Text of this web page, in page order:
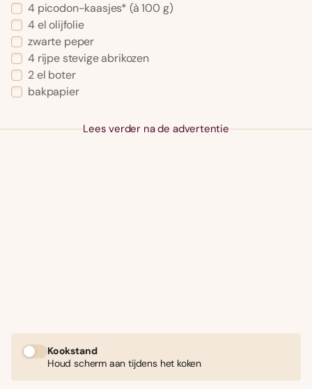
4 picodon-kaasjes* (à 100 g)
4 el olijfolie
zwarte peper
4 rijpe stevige abrikozen
2 el boter
bakpapier
Lees verder na de advertentie
Kookstand
Houd scherm aan tijdens het koken